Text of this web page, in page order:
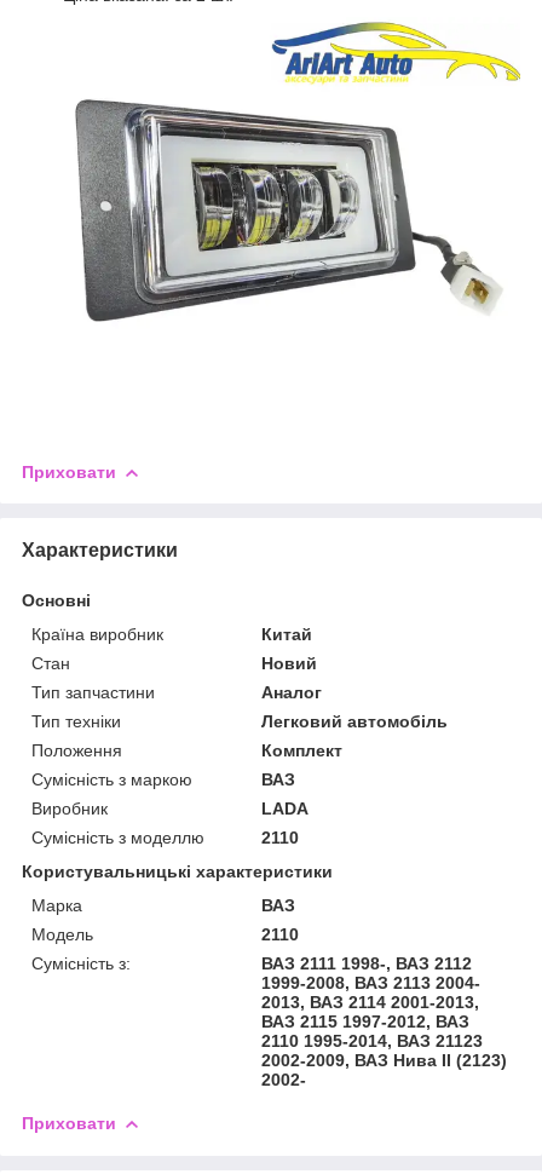
Приховати
Характеристики
Основні
Країна виробник
Китай
Стан
Новий
Тип запчастини
Аналог
Тип техніки
Легковий автомобіль
Положення
Комплект
Сумісність з маркою
ВАЗ
Виробник
LADA
Сумісність з моделлю
2110
Користувальницькі характеристики
Марка
ВАЗ
Модель
2110
Сумісність з:
ВАЗ 2111 1998-, ВАЗ 2112
1999-2008, ВАЗ 2113 2004-
2013, ВАЗ 2114 2001-2013,
ВАЗ 2115 1997-2012, ВАЗ
2110 1995-2014, ВАЗ 21123
2002-2009, ВАЗ Нива II (2123)
2002-
Приховати